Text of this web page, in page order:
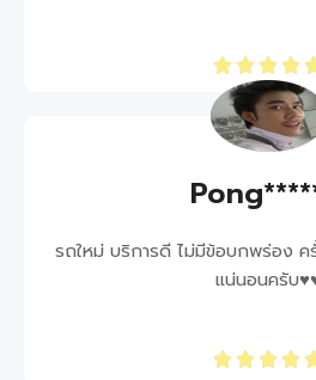
รถใหม่ บริการดี ไม่มีข้อบกพร่อง ค
แน่นอนครับ